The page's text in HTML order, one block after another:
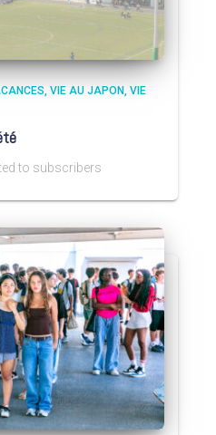
VIE AU JAPON VIE
to subscribers